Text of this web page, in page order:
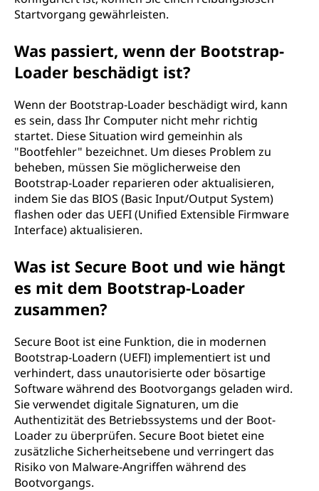
Startvorgang gewährleisten.
Was passiert, wenn der Bootstrap-
Loader beschädigt ist?
Wenn der Bootstrap-Loader beschädigt wird, kann
es sein, dass Ihr Computer nicht mehr richtig
startet. Diese Situation wird gemeinhin als
"Bootfehler" bezeichnet. Um dieses Problem zu
beheben, müssen Sie möglicherweise den
Bootstrap-Loader reparieren oder aktualisieren,
indem Sie das BIOS (Basic Input/Output System)
flashen oder das UEFI (Unified Extensible Firmware
Interface) aktualisieren.
Was ist Secure Boot und wie hängt
es mit dem Bootstrap-Loader
zusammen?
Secure Boot ist eine Funktion, die in modernen
Bootstrap-Loadern (UEFI) implementiert ist und
verhindert, dass unautorisierte oder bösartige
Software während des Bootvorgangs geladen wird.
Sie verwendet digitale Signaturen, um die
Authentizität des Betriebssystems und der Boot-
Loader zu überprüfen. Secure Boot bietet eine
zusätzliche Sicherheitsebene und verringert das
Risiko von Malware-Angriffen während des
Bootvorgangs.